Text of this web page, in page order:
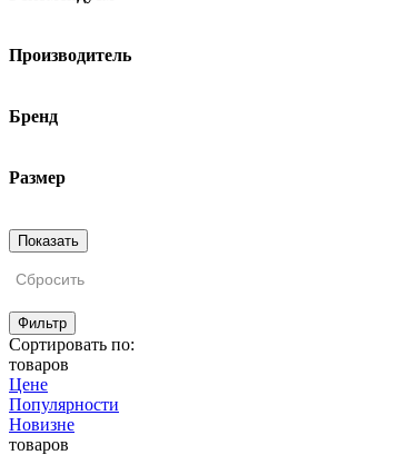
Производитель
Бренд
Размер
Сбросить
Фильтр
Сортировать по:
товаров
Цене
Популярности
Новизне
товаров